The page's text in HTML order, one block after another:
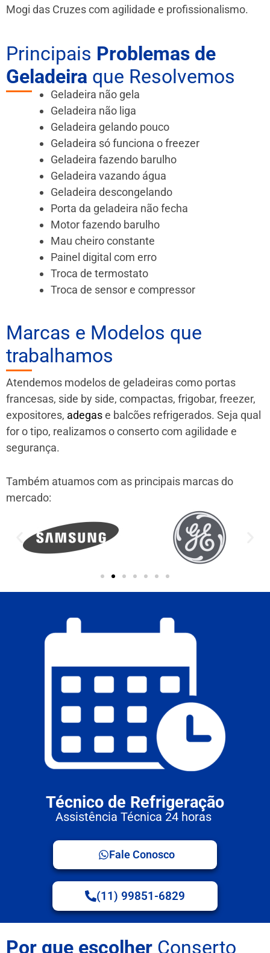
Mogi das Cruzescom agilidade e profissionalismo.
Principais Problemas de
Geladeira que Resolvemos
Geladeira não gela
Geladeira não liga
Geladeira gelando pouco
Geladeira só funciona o freezer
Geladeira fazendo barulho
Geladeira vazando água
Geladeira descongelando
Porta da geladeira não fecha
Motor fazendo barulho
Mau cheiro constante
Painel digital com erro
Troca de termostato
Troca de sensor e compressor
Marcas e Modelos que
trabalhamos
Atendemos modelos de geladeiras como portas
francesas, side by side, compactas, frigobar, freezer,
expositores, adegase balcões refrigerados. Seja qual
for o tipo, realizamos o conserto com agilidade e
segurança.
Também atuamos com as principais marcas do
mercado:
Técnico de Refrigeração
Assistência Técnica 24 horas
Fale Conosco
(11) 99851-6829
Por que escolher Conserto